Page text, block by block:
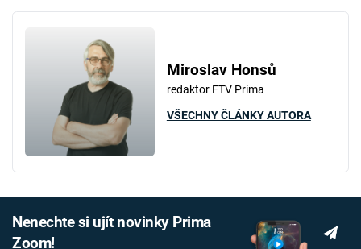
Miroslav Honsů
redaktor FTV Prima
VŠECHNY ČLÁNKY AUTORA
Nenechte si ujít novinky Prima
Zoom!